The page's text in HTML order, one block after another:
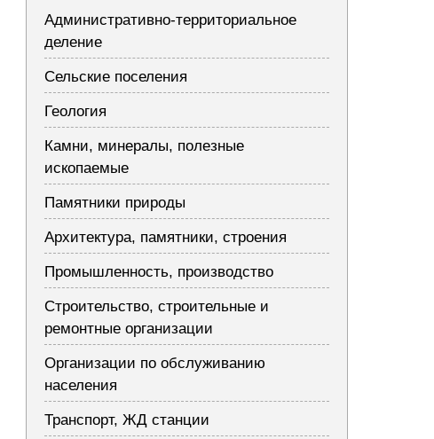
Административно-территориальное
деление
Сельские поселения
Геология
Камни, минералы, полезные
ископаемые
Памятники природы
Архитектура, памятники, строения
Промышленность, производство
Строительство, строительные и
ремонтные организации
Организации по обслуживанию
населения
Транспорт, ЖД станции